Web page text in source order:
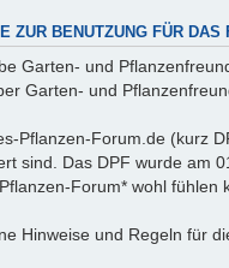
ZUR BENUTZUNG FÜR
Garten- und
Garten- und
Pflanzen-Forum.de (kurz
sind. Das DPF wurde am
Forum* wohl fühlen
Hinweise und Regeln für